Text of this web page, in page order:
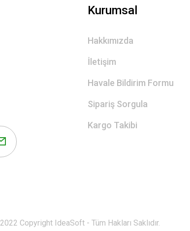
Kurumsal
Hakkımızda
İletişim
Havale Bildirim Formu
Sipariş Sorgula
Kargo Takibi
2022 Copyright IdeaSoft - Tüm Hakları Saklıdır.